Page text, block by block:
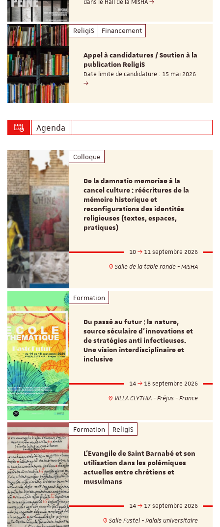
dans le Hall de la MISHA
ReligiS Financement
Appel à candidatures / Soutien à la
publication ReligiS
Date limite de candidature : 15 mai 2026
Agenda
Colloque
De la damnatio memoriae à la
cancel culture : réécritures de la
mémoire historique et
reconfigurations des identités
religieuses (textes, espaces,
pratiques)
10
11 septembre 2026
Salle de la table ronde - MISHA
Formation
Du passé au futur : la nature,
source séculaire d’innovations et
de stratégies anti infectieuses.
Une vision interdisciplinaire et
inclusive
14
18 septembre 2026
VILLA CLYTHIA - Fréjus - France
Formation ReligiS
L’Evangile de Saint Barnabé et son
utilisation dans les polémiques
actuelles entre chrétiens et
musulmans
14
17 septembre 2026
Salle Fustel - Palais universitaire